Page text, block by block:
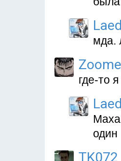
мда.
где-то
один
TK072